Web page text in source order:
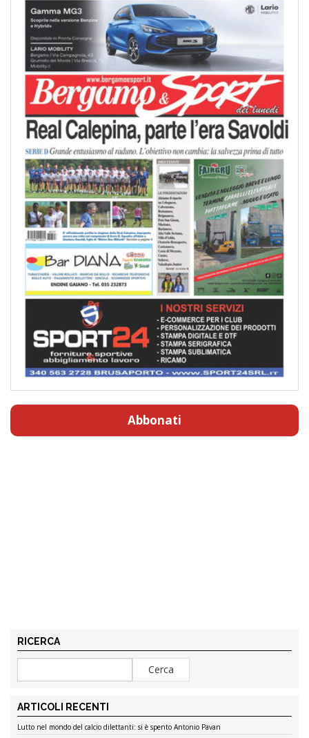
Abbonati
RICERCA
ARTICOLI RECENTI
Lutto nel mondo del calcio dilettanti: si è spento Antonio Pavan